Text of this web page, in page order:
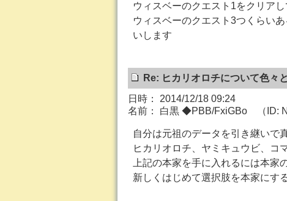
ウィスベーのクエスト1をクリア
ウィスベーのクエスト3つくらい
いします
Re: ヒカリオロチについて色々と
日時： 2014/12/18 09:24
名前： 白黒 ◆PBB/FxiGBo （ID:
自分は元祖のデータを引き継いで
ヒカリオロチ、ヤミキュウビ、コ
上記の本家を手に入れるには本家
新しくはじめて選択肢を本家にす